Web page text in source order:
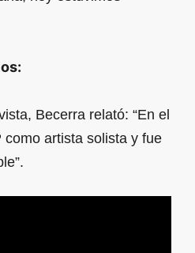
Becerra relató: “En el
artista solista y fue